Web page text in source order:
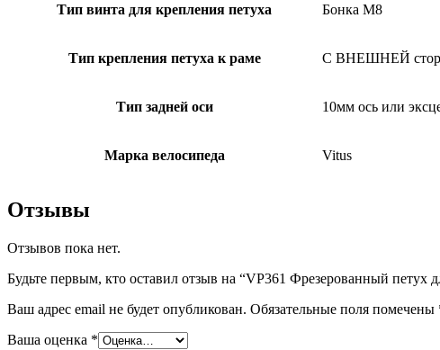
Тип винта для крепления петуха Бонка M8
Тип крепления петуха к раме С ВНЕШНЕЙ
Тип задней оси 10мм ось или
Марка велосипеда Vitus
Отзывы
Отзывов пока нет.
Будьте первым, кто оставил отзыв на “VP361 Фрезерованный петух
Ваш адрес email не будет опубликован. Обязательные поля помечены
Ваша оценка *